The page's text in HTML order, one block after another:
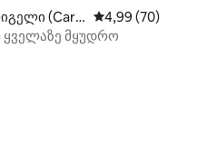
4,8, 10 მიმოხილვა
(Carr
საშუალო
4,99 (70)
მყუდრო